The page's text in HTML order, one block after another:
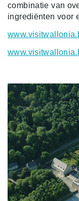
combinatie van
ingrediënten voor